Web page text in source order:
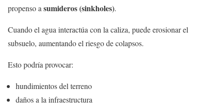
propenso a sumideros (sinkholes).
Cuando el agua interactúa con la caliza, puede erosionar el
subsuelo, aumentando el riesgo de colapsos.
Esto podría provocar:
hundimientos del terreno
daños a la infraestructura